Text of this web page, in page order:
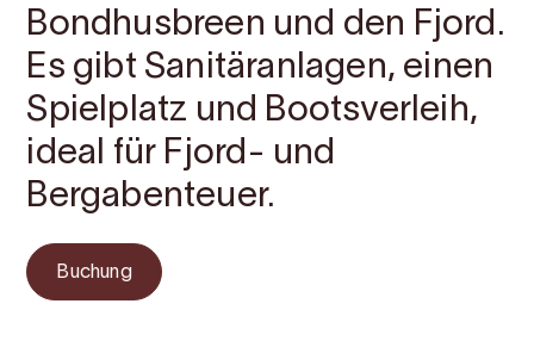
Bondhusbreen und den Fjord.
Es gibt Sanitäranlagen, einen
Spielplatz und Bootsverleih,
ideal für Fjord- und
Bergabenteuer.
Buchung